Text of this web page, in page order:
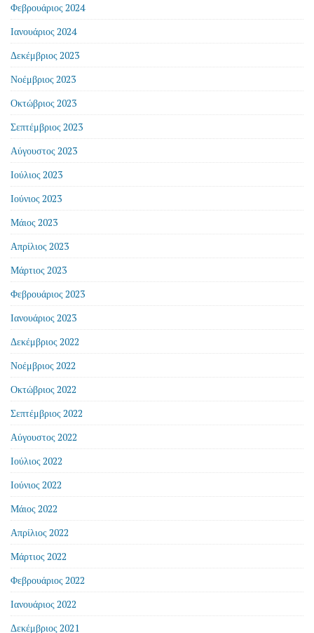
Φεβρουάριος 2024
Ιανουάριος 2024
Δεκέμβριος 2023
Νοέμβριος 2023
Οκτώβριος 2023
Σεπτέμβριος 2023
Αύγουστος 2023
Ιούλιος 2023
Ιούνιος 2023
Μάιος 2023
Απρίλιος 2023
Μάρτιος 2023
Φεβρουάριος 2023
Ιανουάριος 2023
Δεκέμβριος 2022
Νοέμβριος 2022
Οκτώβριος 2022
Σεπτέμβριος 2022
Αύγουστος 2022
Ιούλιος 2022
Ιούνιος 2022
Μάιος 2022
Απρίλιος 2022
Μάρτιος 2022
Φεβρουάριος 2022
Ιανουάριος 2022
Δεκέμβριος 2021